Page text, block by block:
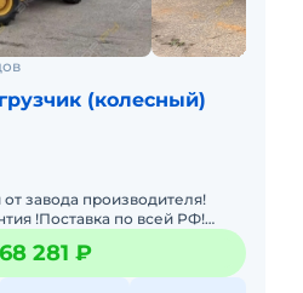
(колесный)
завода производителя!
!Поставка по всей РФ!
Yugong ZL20 оборудован
281 ₽